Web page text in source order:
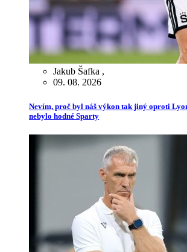
Jakub Šafka ,
09. 08. 2026
Nevím, proč byl náš výkon tak jiný oproti
nebylo hodné Sparty